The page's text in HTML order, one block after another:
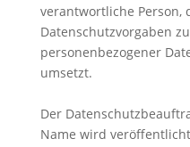
verantwortliche Person,
Datenschutzvorgaben
personenbezogener
umsetzt.
Der
Name wird